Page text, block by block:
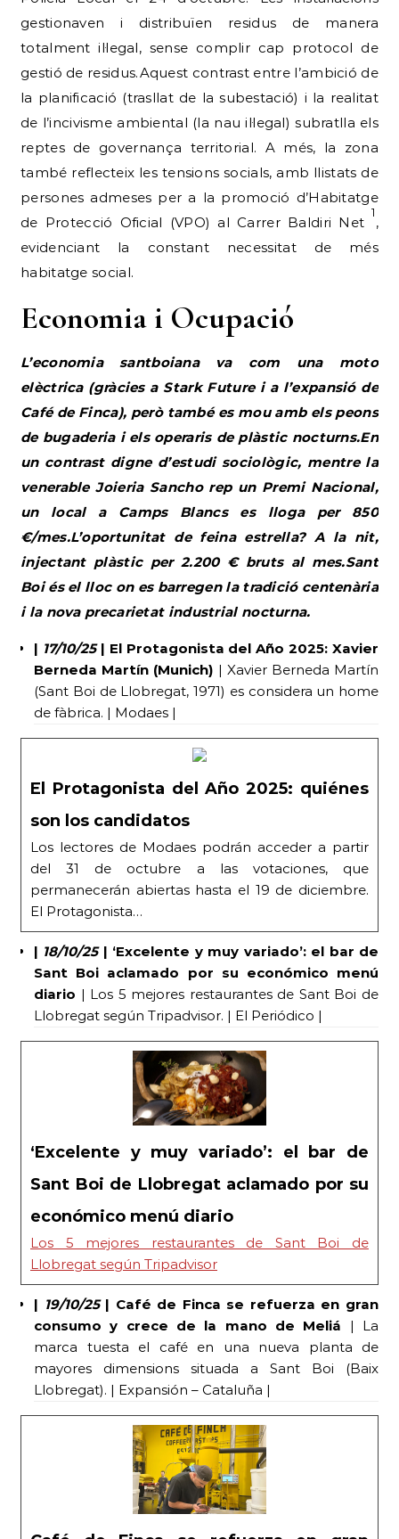
gestionaven i distribuïen residus de manera
totalment il·legal, sense complir cap protocol de
gestió de residus.Aquest contrast entre l’ambició de
la planificació (trasllat de la subestació) i la realitat
de l’incivisme ambiental (la nau il·legal) subratlla els
reptes de governança territorial. A més, la zona
també reflecteix les tensions socials, amb llistats de
persones admeses per a la promoció d’Habitatge
de Protecció Oficial (VPO) al Carrer Baldiri Net
1
,
evidenciant la constant necessitat de més
habitatge social.
Economia i Ocupació
L’economia santboiana va com una moto
elèctrica (gràcies a Stark Future i a l’expansió de
Café de Finca), però també es mou amb els peons
de bugaderia i els operaris de plàstic nocturns.En
un contrast digne d’estudi sociològic, mentre la
venerable Joieria Sancho rep un Premi Nacional,
un local a Camps Blancs es lloga per 850
€/mes.L’oportunitat de feina estrella? A la nit,
injectant plàstic per 2.200 € bruts al mes.Sant
Boi és el lloc on es barregen la tradició centenària
i la nova precarietat industrial nocturna.
| 17/10/25| El Protagonista del Año 2025: Xavier
Berneda Martín (Munich) | Xavier Berneda Martín
(Sant Boi de Llobregat, 1971) es considera un home
de fàbrica. | Modaes |
El Protagonista del Año 2025: quiénes
son los candidatos
Los lectores de Modaes podrán acceder a partir
del 31 de octubre a las votaciones, que
permanecerán abiertas hasta el 19 de diciembre.
El Protagonista…
| 18/10/25| ‘Excelente y muy variado’: el bar de
Sant Boi aclamado por su económico menú
diario | Los 5 mejores restaurantes de Sant Boi de
Llobregat según Tripadvisor. | El Periódico |
‘Excelente y muy variado’: el bar de
Sant Boi de Llobregat aclamado por su
económico menú diario
Los 5 mejores restaurantes de Sant Boi de
Llobregat según Tripadvisor
| 19/10/25| Café de Finca se refuerza en gran
consumo y crece de la mano de Meliá | La
marca tuesta el café en una nueva planta de
mayores dimensions situada a Sant Boi (Baix
Llobregat). | Expansión – Cataluña |